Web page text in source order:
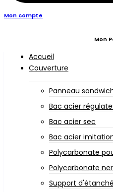
Mon compte
Mon
Accueil
Couverture
Panneau
Bac acier
Bac acier sec
Bac acier
Polycarbonate
Polycarbonate
Support